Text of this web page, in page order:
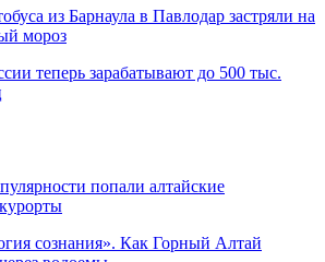
из Барнаула в Павлодар застряли на
мороз
теперь зарабатывают до 500 тыс.
попали алтайские
сознания». Как Горный Алтай